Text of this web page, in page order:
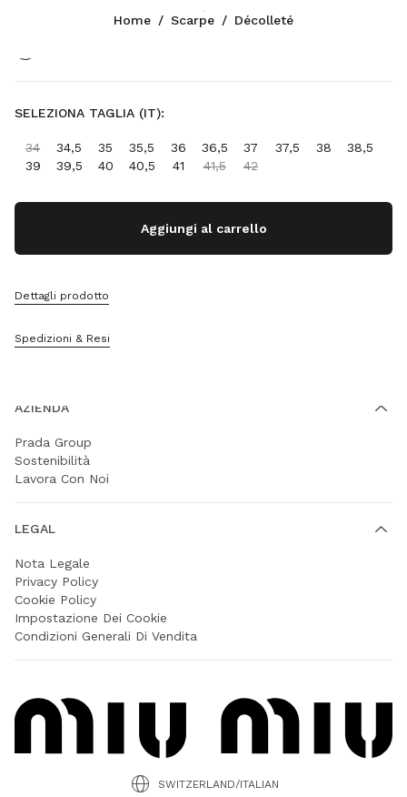
SELEZIONA TAGLIA (IT):
34 34,5 35 35,5 36 36,5 37 37,5 38
38,5
39
39,5 40 40,5 41 41,5 42
Aggiungi al carrello
Dettagli prodotto
Spedizioni & Resi
Home / Scarpe / Décolleté
CONTATTI
+41 43 508 3668
Scrivici Su Whatsapp
Trova Un Negozio
Servizi Miu Miu
FAQ
AZIENDA
Prada Group
Sostenibilità
Lavora Con Noi
LEGAL
Nota Legale
Privacy Policy
Cookie Policy
Impostazione Dei Cookie
Condizioni Generali Di Vendita
SWITZERLAND/ITALIAN